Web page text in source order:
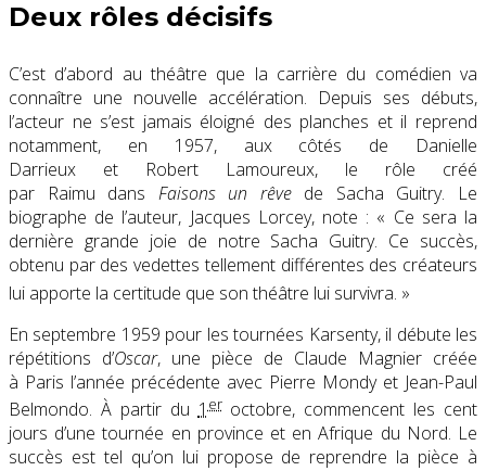
Deux rôles décisifs
C’est d’abord au théâtre que la carrière du comédien va
connaître une nouvelle accélération. Depuis ses débuts,
l’acteur ne s’est jamais éloigné des planches et il reprend
notamment, en 1957, aux côtés de Danielle
Darrieux et Robert Lamoureux, le rôle créé
par Raimu dans Faisons un rêvede Sacha Guitry. Le
biographe de l’auteur, Jacques Lorcey, note : « Ce sera la
dernière grande joie de notre Sacha Guitry. Ce succès,
obtenu par des vedettes tellement différentes des créateurs
lui apporte la certitude que son théâtre lui survivra. »
En septembre 1959 pour les tournées Karsenty, il débute les
répétitions d’Oscar, une pièce de Claude Magnier créée
à Paris l’année précédente avec Pierre Mondy et Jean-Paul
Belmondo. À partir du 1eroctobre, commencent les cent
jours d’une tournée en province et en Afrique du Nord. Le
succès est tel qu’on lui propose de reprendre la pièce à